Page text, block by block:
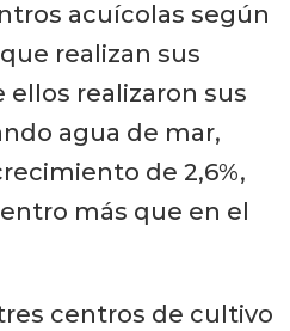
acuícolas según
realizan sus
ellos realizaron sus
agua de mar,
de 2,6%,
más que en el
centros de cultivo